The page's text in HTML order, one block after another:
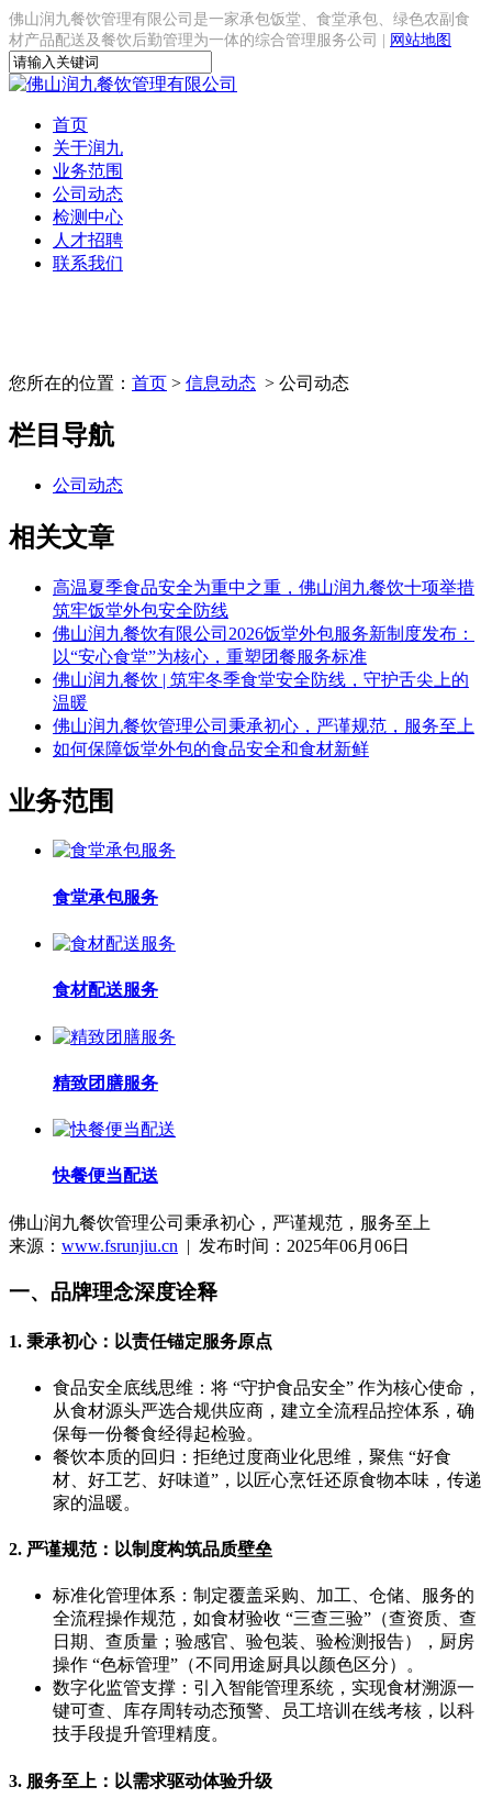
佛山润九餐饮管理有限公司是一家承包饭堂、食堂承包、绿色农副食
材产品配送及餐饮后勤管理为一体的综合管理服务公司 |
网站地图
首页
关于润九
业务范围
公司动态
检测中心
人才招聘
联系我们
您所在的位置： 首页 > 信息动态 > 公司动态
栏目导航
公司动态
相关文章
高温夏季食品安全为重中之重，佛山润九餐饮十项举措
筑牢饭堂外包安全防线
佛山润九餐饮有限公司2026饭堂外包服务新制度发布：
以“安心食堂”为核心，重塑团餐服务标准
佛山润九餐饮 | 筑牢冬季食堂安全防线，守护舌尖上的
温暖
佛山润九餐饮管理公司秉承初心，严谨规范，服务至上
如何保障饭堂外包的食品安全和食材新鲜
业务范围
食堂承包服务
食材配送服务
精致团膳服务
快餐便当配送
佛山润九餐饮管理公司秉承初心，严谨规范，服务至上
来源： www.fsrunjiu.cn | 发布时间：2025年06月06日
一、品牌理念深度诠释
1. 秉承初心：以责任锚定服务原点
食品安全底线思维：将 “守护食品安全” 作为核心使命，
从食材源头严选合规供应商，建立全流程品控体系，确
保每一份餐食经得起检验。
餐饮本质的回归：拒绝过度商业化思维，聚焦 “好食
材、好工艺、好味道”，以匠心烹饪还原食物本味，传递
家的温暖。
2. 严谨规范：以制度构筑品质壁垒
标准化管理体系：制定覆盖采购、加工、仓储、服务的
全流程操作规范，如食材验收 “三查三验”（查资质、查
日期、查质量；验感官、验包装、验检测报告），厨房
操作 “色标管理”（不同用途厨具以颜色区分）。
数字化监管支撑：引入智能管理系统，实现食材溯源一
键可查、库存周转动态预警、员工培训在线考核，以科
技手段提升管理精度。
3. 服务至上：以需求驱动体验升级